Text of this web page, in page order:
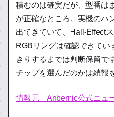
積むのは確実だが、型番は
が正確なところ。実機のハ
出てきていて、Hall-Effect
RGBリングは確認できてい
きりするまでは判断保留で
チップを選んだのかは続報
情報元：Anbernic公式ニュ